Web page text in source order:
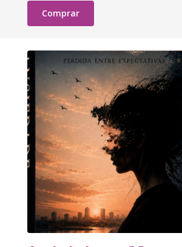
Comprar